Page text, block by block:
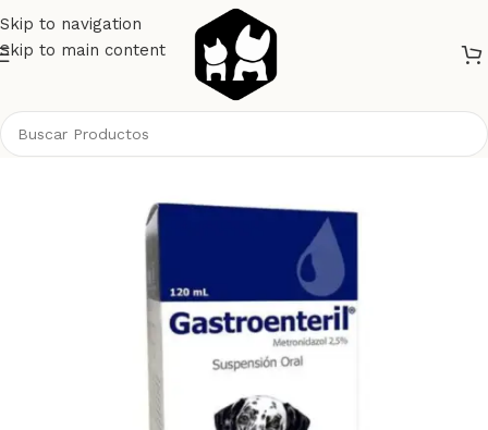
Skip to navigation
Skip to main content